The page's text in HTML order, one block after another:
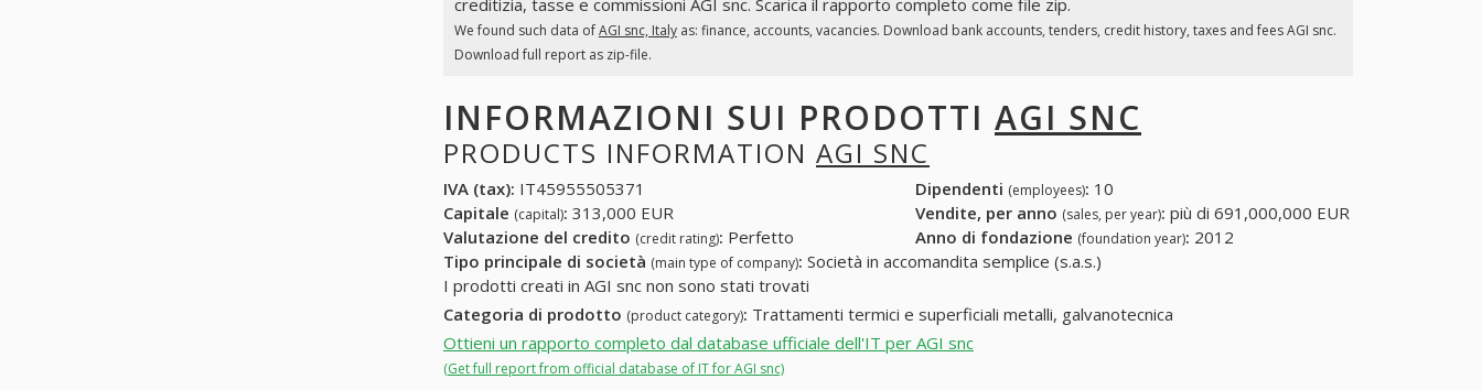
creditizia, tasse e commissioni AGI snc. Scarica il rapporto completo come file zip.
We found such data ofAGI snc, Italyas: finance, accounts, vacancies. Download bank accounts, tenders, credit history, taxes and fees AGI snc.
Download full report as zip-file.
INFORMAZIONI SUI PRODOTTI AGI SNC
PRODUCTS INFORMATION AGI SNC
IVA (tax): IT45955505371 Dipendenti (employees): 10
Capitale (capital): 313,000 EUR Vendite, per anno (sales, per year): più di 691,000,000 EUR
Valutazione del credito (credit rating): Perfetto Anno di fondazione (foundation year): 2012
Tipo principale di società (main type of company): Società in accomandita semplice (s.a.s.)
I prodotti creati in AGI snc non sono stati trovati
Categoria di prodotto (product category): Trattamenti termici e superficiali metalli, galvanotecnica
Ottieni un rapporto completo dal database ufficiale dell'IT per AGI snc
(Get full report from official database of IT for AGI snc)